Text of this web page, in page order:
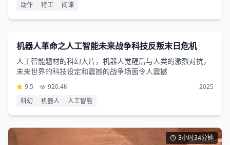
动作
特工 间谍
1小时28分钟
科幻片
机器人革命之人工智能未来战争科技反叛末日危机
人工智能题材的科幻大片，机器人觉醒后与人类的激烈对抗，
未来世界的科技设定和震撼的战争场面令人震撼
9.5 920.4K
2025
科幻
机器人 人工智能
3小时34分钟